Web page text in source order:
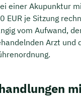
einer Akupunktur
EUR je Sitzung
vom Aufwand,
Arzt und